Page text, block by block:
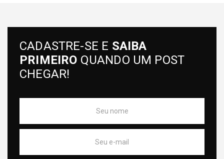
CADASTRE-SE E SAIBA
PRIMEIRO QUANDO UM POST
CHEGAR!